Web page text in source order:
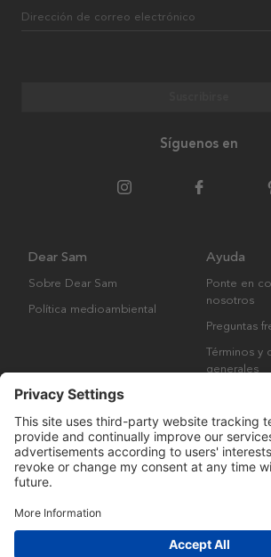
Dirección de correo electrónico
Síguenos en
Dear Sam
Sobre Dear Sam
Política medioambiental
Ayuda
Ponte en
nosotros
Preguntas
Términos y
generales
Derechos de autor © Many Brands AB 2023.